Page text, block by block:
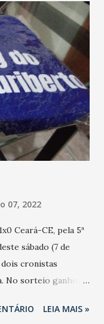
07, 2022
Ceará-CE, pela 5ª
sábado (7 de
dois cronistas
No sorteio ganhou
de Fortaleza-
LEIA MAIS »